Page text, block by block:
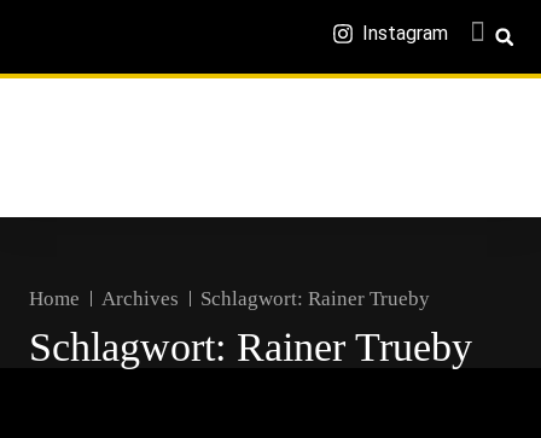
Instagram
Home Archives Schlagwort: Rainer Trueby
Schlagwort: Rainer Trueby